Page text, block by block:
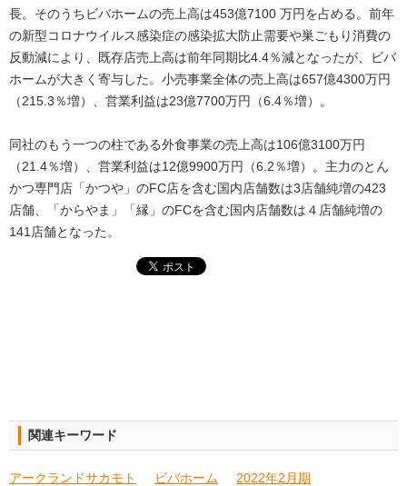
長。そのうちビバホームの売上高は453億7100 万円を占める。前年
の新型コロナウイルス感染症の感染拡大防止需要や巣ごもり消費の
反動減により、既存店売上高は前年同期比4.4％減となったが、ビバ
ホームが大きく寄与した。小売事業全体の売上高は657億4300万円
（215.3％増）、営業利益は23億7700万円（6.4％増）。
同社のもう一つの柱である外食事業の売上高は106億3100万円
（21.4％増）、営業利益は12億9900万円（6.2％増）。主力のとん
かつ専門店「かつや」のFC店を含む国内店舗数は3店舗純増の423
店舗、「からやま」「縁」のFCを含む国内店舗数は４店舗純増の
141店舗となった。
関連キーワード
アークランドサカモト ビバホーム 2022年2月期